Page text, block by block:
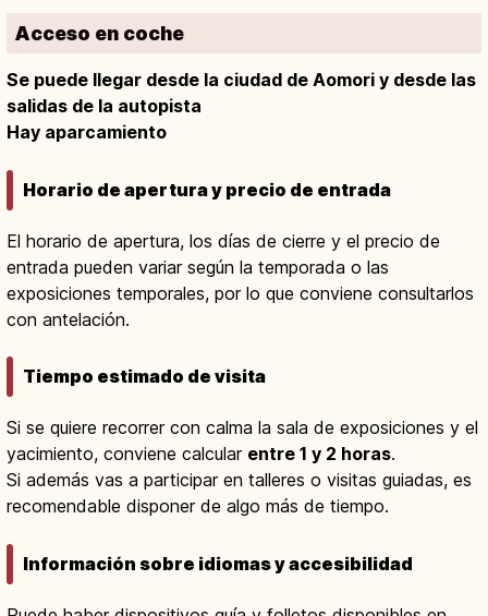
Acceso en coche
Se puede llegar desde la ciudad de Aomori y desde las
salidas de la autopista
Hay aparcamiento
Horario de apertura y precio de entrada
El horario de apertura, los días de cierre y el precio de
entrada pueden variar según la temporada o las
exposiciones temporales, por lo que conviene consultarlos
con antelación.
Tiempo estimado de visita
Si se quiere recorrer con calma la sala de exposiciones y el
yacimiento, conviene calcular entre 1 y 2 horas.
Si además vas a participar en talleres o visitas guiadas, es
recomendable disponer de algo más de tiempo.
Información sobre idiomas y accesibilidad